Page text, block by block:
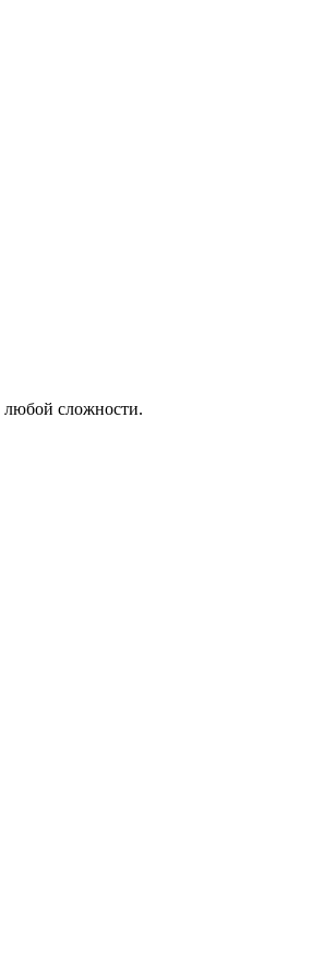
любой сложности.